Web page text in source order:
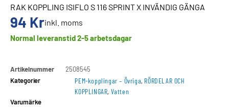
RAK KOPPLING ISIFLO S 116 SPRINT X INVÄNDIG GÄNGA
94 Krinkl. moms
Normal leveranstid 2-5 arbetsdagar
Artikelnummer
2508545
Kategorier
PEM-kopplingar – Övriga, RÖRDELAR OCH
KOPPLINGAR, Vatten
Varumärke